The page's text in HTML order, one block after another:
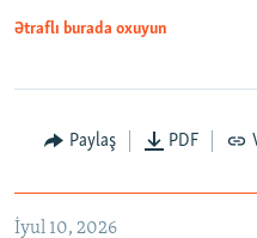
Ətraflı burada oxuyun
Paylaş PDF
İyul 10, 2026